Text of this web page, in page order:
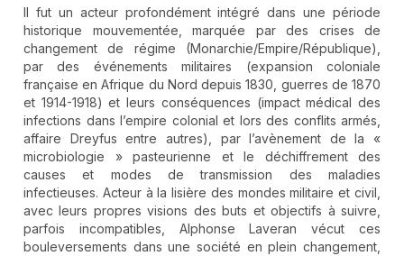
Il fut un acteur profondément intégré dans une période
historique mouvementée, marquée par des crises de
changement de régime (Monarchie/Empire/République),
par des événements militaires (expansion coloniale
française en Afrique du Nord depuis 1830, guerres de 1870
et 1914-1918) et leurs conséquences (impact médical des
infections dans l’empire colonial et lors des conflits armés,
affaire Dreyfus entre autres), par l’avènement de la «
microbiologie » pasteurienne et le déchiffrement des
causes et modes de transmission des maladies
infectieuses. Acteur à la lisière des mondes militaire et civil,
avec leurs propres visions des buts et objectifs à suivre,
parfois incompatibles, Alphonse Laveran vécut ces
bouleversements dans une société en plein changement,